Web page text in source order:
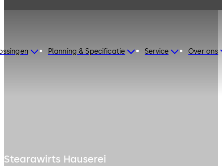
Planning & Specificatie Service Over ons
Stearawirts Hauserei